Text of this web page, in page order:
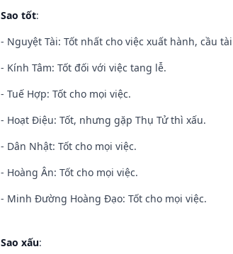
Sao tốt:
- Nguyệt Tài: Tốt nhất cho việc xuất hành, cầu
- Kính Tâm: Tốt đối với việc tang lễ.
- Tuế Hợp: Tốt cho mọi việc.
- Hoạt Điệu: Tốt, nhưng gặp Thụ Tử thì xấu.
- Dân Nhật: Tốt cho mọi việc.
- Hoàng Ân: Tốt cho mọi việc.
- Minh Đường Hoàng Đạo: Tốt cho mọi việc.
Sao xấu: